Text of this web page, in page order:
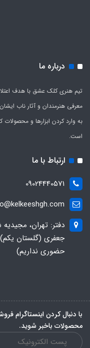
درباره ما
معرفی هنرمندان و آثار ناب ایشان
به وارد کردن ابزارها و
است.
ارتباط با ما
09024440571
دفتر: تهران،
جعفری (گلستان
حضوری نداریم)
با دنبال کردن اینستاگرام
محصولات باخبر شوید.